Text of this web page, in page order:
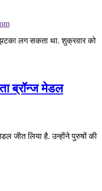
लग सकता था. शुक्रवार को
ब्रॉन्ज मेडल
जीत लिया है. उन्होंने पुरुषों की